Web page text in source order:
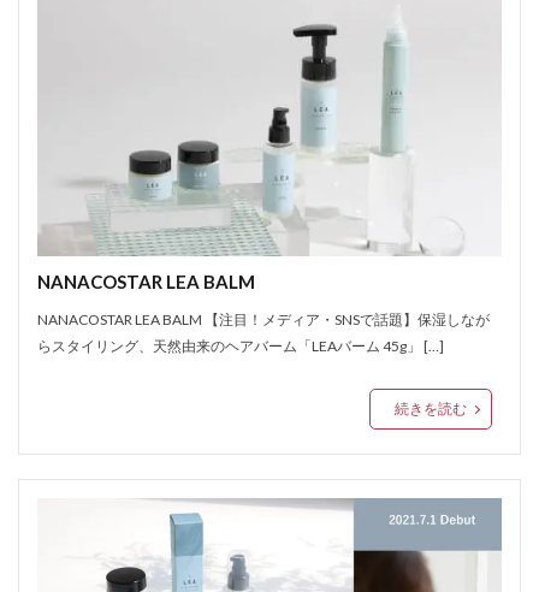
NANACOSTAR LEA BALM
NANACOSTAR LEA BALM 【注目！メディア・SNSで話題】保湿しなが
らスタイリング、天然由来のヘアバーム「LEAバーム 45g」 […]
続きを読む